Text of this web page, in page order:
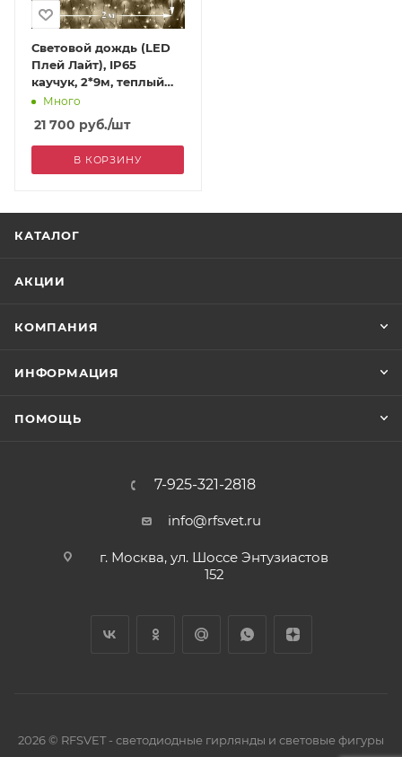
Световой дождь (LED
Плей Лайт), IP65
каучук, 2*9м, теплый
белый
Много
21 700 руб./шт
В КОРЗИНУ
КАТАЛОГ
АКЦИИ
КОМПАНИЯ
ИНФОРМАЦИЯ
ПОМОЩЬ
7-925-321-2818
info@rfsvet.ru
г. Москва, ул. Шоссе Энтузиастов
152
2026 © RFSVET - светодиодные гирлянды и световые фигуры